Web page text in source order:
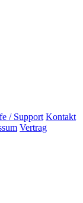
/ Support Kontakt
Vertrag